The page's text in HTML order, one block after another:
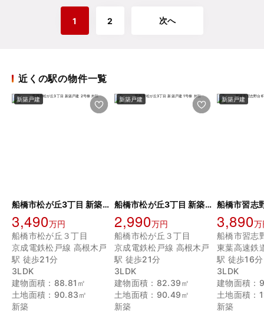
1 2 次へ
近くの駅の物件一覧
新築戸建
船橋市松が丘3丁目 新築戸建 2号棟
3,490万円
船橋市松が丘３丁目
京成電鉄松戸線 高根木戸
駅 徒歩21分
3LDK
建物面積：88.81㎡
土地面積：90.83㎡
新築
新築戸建
船橋市松が丘3丁目 新築戸建 1号棟
2,990万円
船橋市松が丘３丁目
京成電鉄松戸線 高根木戸
駅 徒歩21分
3LDK
建物面積：82.39㎡
土地面積：90.49㎡
新築
新築戸建
3,890万
船橋市習志
東葉高速鉄
駅 徒歩16分
3LDK
建物面積：
土地面積：
新築